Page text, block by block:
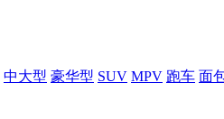
中大型 豪华型 SUV MPV 跑车 面